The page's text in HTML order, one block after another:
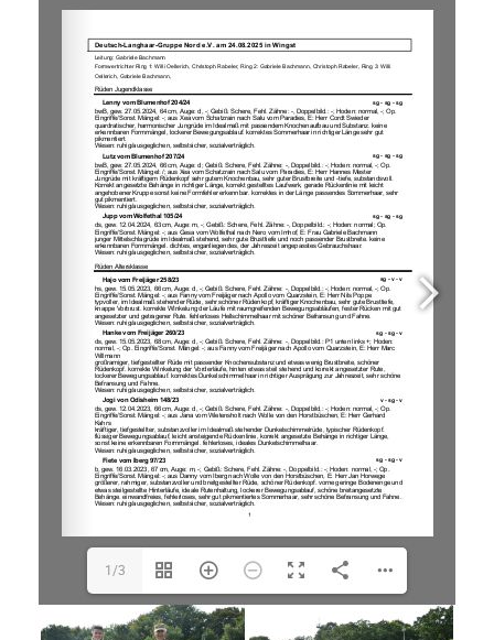
1/3